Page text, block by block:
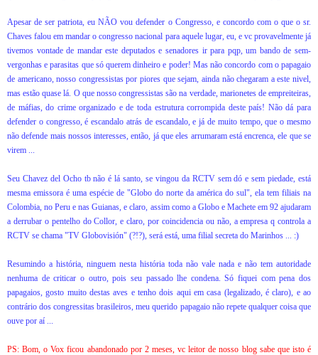
Apesar de ser patriota, eu NÃO vou defender o Congresso, e concordo com o que o sr.
Chaves falou em mandar o congresso nacional para aquele lugar, eu, e vc provavelmente já
tivemos vontade de mandar este deputados e senadores ir para pqp, um bando de sem-
vergonhas e parasitas que só querem dinheiro e poder! Mas não concordo com o papagaio
de americano, nosso congressistas por piores que sejam, ainda não chegaram a este nivel,
mas estão quase lá. O que nosso congressistas são na verdade, marionetes de empreiteiras,
de máfias, do crime organizado e de toda estrutura corrompida deste país! Não dá para
defender o congresso, é escandalo atrás de escandalo, e já de muito tempo, que o mesmo
não defende mais nossos interesses, então, já que eles arrumaram está encrenca, ele que se
virem ...
Seu Chavez del Ocho tb não é lá santo, se vingou da RCTV sem dó e sem piedade, está
mesma emissora é uma espécie de "Globo do norte da américa do sul", ela tem filiais na
Colombia, no Peru e nas Guianas, e claro, assim como a Globo e Machete em 92 ajudaram
a derrubar o pentelho do Collor, e claro, por coincidencia ou não, a empresa q controla a
RCTV se chama "TV Globovisión" (?!?), será está, uma filial secreta do Marinhos ... :)
Resumindo a história, ninguem nesta história toda não vale nada e não tem autoridade
nenhuma de criticar o outro, pois seu passado lhe condena. Só fiquei com pena dos
papagaios, gosto muito destas aves e tenho dois aqui em casa (legalizado, é claro), e ao
contrário dos congressitas brasileiros, meu querido papagaio não repete qualquer coisa que
ouve por aí ...
PS: Bom, o Vox ficou abandonado por 2 meses, vc leitor de nosso blog sabe que isto é